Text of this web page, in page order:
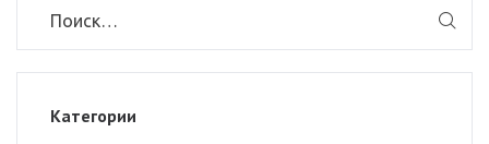
Категории